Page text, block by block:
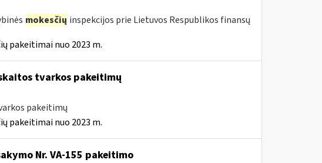
mokesčių inspekcijos prie Lietuvos Respublikos finansų
pakeitimai nuo 2023 m.
tvarkos pakeitimų
pakeitimų
pakeitimai nuo 2023 m.
Nr. VA-155 pakeitimo